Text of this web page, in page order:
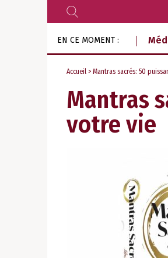
RECHERCHER
EN CE MOMENT :
Accueil > Mantras sacrés: 50
Mantras
votre vie